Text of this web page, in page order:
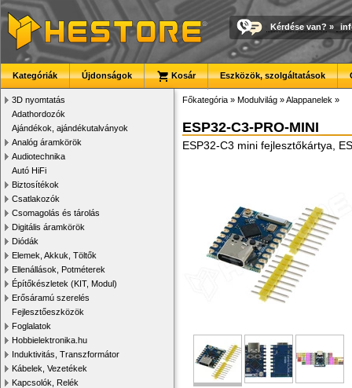
Kérdése van? »
Kategóriák Újdonságok Kosár Eszközök, szolgáltatások
3D nyomtatás
Adathordozók
Ajándékok, ajándékutalványok
Analóg áramkörök
Audiotechnika
Autó HiFi
Biztosítékok
Csatlakozók
Csomagolás és tárolás
Digitális áramkörök
Diódák
Elemek, Akkuk, Töltők
Ellenállások, Potméterek
Építőkészletek (KIT, Modul)
Erősáramú szerelés
Fejlesztőeszközök
Foglalatok
Hobbielektronika.hu
Induktivitás, Transzformátor
Kábelek, Vezetékek
Kapcsolók, Relék
Főkategória » Modulvilág »Alappanelek »
ESP32-C3-PRO-MINI
ESP32-C3 mini fejlesztőkártya,